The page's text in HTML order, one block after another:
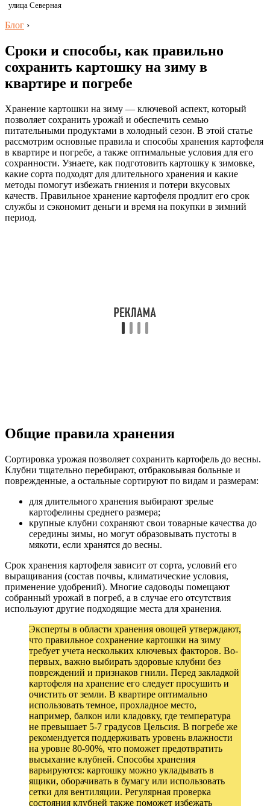
улица Северная
Блог ›
Сроки и способы, как правильно
сохранить картошку на зиму в
квартире и погребе
Хранение картошки на зиму — ключевой аспект, который
позволяет сохранить урожай и обеспечить семью
питательными продуктами в холодный сезон. В этой статье
рассмотрим основные правила и способы хранения картофеля
в квартире и погребе, а также оптимальные условия для его
сохранности. Узнаете, как подготовить картошку к зимовке,
какие сорта подходят для длительного хранения и какие
методы помогут избежать гниения и потери вкусовых
качеств. Правильное хранение картофеля продлит его срок
службы и сэкономит деньги и время на покупки в зимний
период.
Общие правила хранения
Сортировка урожая позволяет сохранить картофель до весны.
Клубни тщательно перебирают, отбраковывая больные и
поврежденные, а остальные сортируют по видам и размерам:
для длительного хранения выбирают зрелые
картофелины среднего размера;
крупные клубни сохраняют свои товарные качества до
середины зимы, но могут образовывать пустоты в
мякоти, если хранятся до весны.
Срок хранения картофеля зависит от сорта, условий его
выращивания (состав почвы, климатические условия,
применение удобрений). Многие садоводы помещают
собранный урожай в погреб, а в случае его отсутствия
используют другие подходящие места для хранения.
Эксперты в области хранения овощей утверждают,
что правильное сохранение картошки на зиму
требует учета нескольких ключевых факторов. Во-
первых, важно выбирать здоровые клубни без
повреждений и признаков гнили. Перед закладкой
картофеля на хранение его следует просушить и
очистить от земли. В квартире оптимально
использовать темное, прохладное место,
например, балкон или кладовку, где температура
не превышает 5-7 градусов Цельсия. В погребе же
рекомендуется поддерживать уровень влажности
на уровне 80-90%, что поможет предотвратить
высыхание клубней. Способы хранения
варьируются: картошку можно укладывать в
ящики, оборачивать в бумагу или использовать
сетки для вентиляции. Регулярная проверка
состояния клубней также поможет избежать